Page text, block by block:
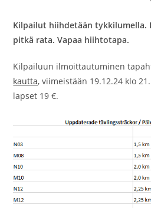
Kilpailut hiihdetään tykkilumella.
pitkä rata. Vapaa hiihtotapa.
Kilpailuun ilmoittautuminen
kautta, viimeistään 19.12.24 klo
lapset 19 €.